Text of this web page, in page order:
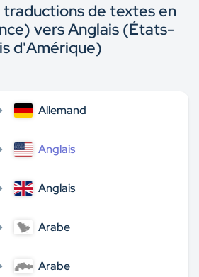
traductions de textes en
vers Anglais (États-
d'Amérique)
Allemand
Anglais
Anglais
Arabe
Arabe